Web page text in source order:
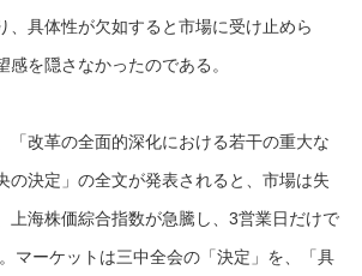
、具体性が欠如すると市場に受け止めら
を隠さなかったのである。
改革の全面的深化における若干の重大な
の決定」の全文が発表されると、市場は失
上海株価綜合指数が急騰し、3営業日だけで
マーケットは三中全会の「決定」を、「具